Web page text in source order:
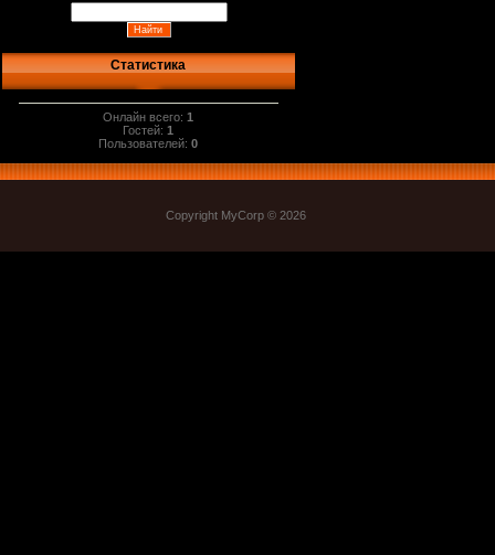
Статистика
Онлайн всего:1
Гостей:1
Пользователей:0
Copyright MyCorp © 2026